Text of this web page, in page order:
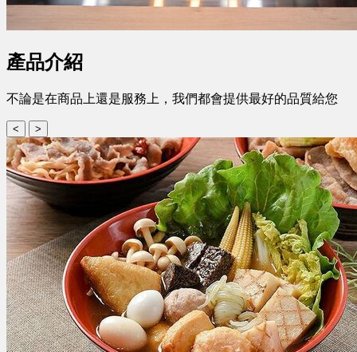
產品介紹
不論是在商品上還是服務上，我們都會提供最好的品質給您
< >